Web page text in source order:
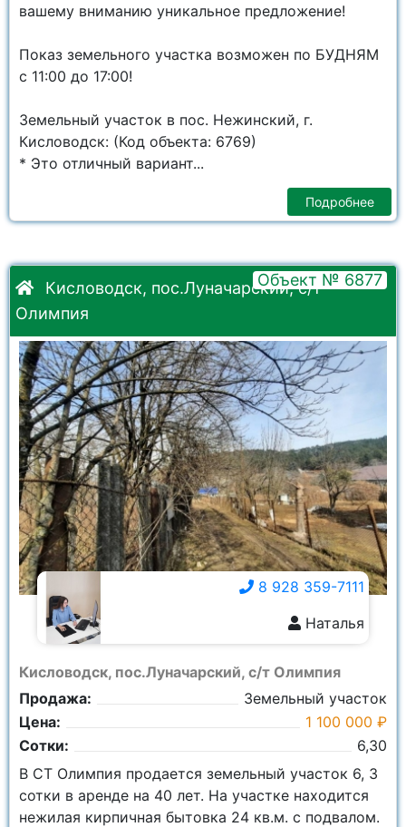
вашему вниманию уникальное предложение!
Показ земельного участка возможен по БУДНЯМ
с 11:00 до 17:00!
Земельный участок в пос. Нежинский, г.
Кисловодск: (Код объекта: 6769)
* Это отличный вариант...
Подробнее
Кисловодск, пос.Луначарский, с/т
Олимпия
Объект № 6877
Кисловодск, пос.Луначарский, с/т Олимпия
Продажа:
Земельный участок
Цена:
1 100 000 ₽
Сотки:
6,30
8 928 359-7111
Наталья
В СТ Олимпия продается земельный участок 6, 3
сотки в аренде на 40 лет. На участке находится
нежилая кирпичная бытовка 24 кв.м. с подвалом.